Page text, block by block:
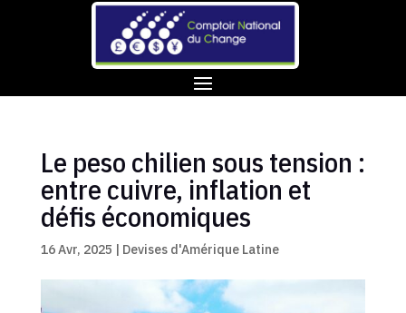
Le peso chilien sous tension :
entre cuivre, inflation et
défis économiques
16 Avr, 2025 | Devises d'Amérique Latine